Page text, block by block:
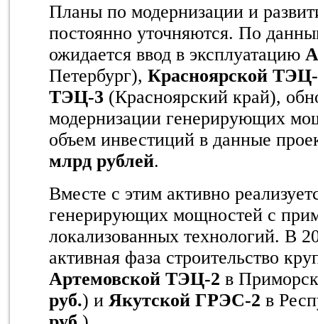
Планы по модернизации и
постоянно уточняются. По
ожидается ввод в эксплуатацию
Петербург), Красноярской
ТЭЦ-3 (Красноярский край),
модернизации генерирующих
объем инвестиций в данные
млрд рублей.
Вместе с этим активно
генерирующих мощностей с
локализованных технологий. В
активная фаза строительство
Артемовской ТЭЦ-2 в
руб.) и Якутской ГРЭС-2 в